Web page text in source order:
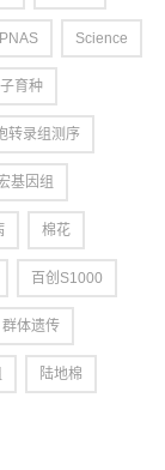
PNAS Science
育种
转录组测序
基因组
棉花
百创S1000
群体遗传
陆地棉